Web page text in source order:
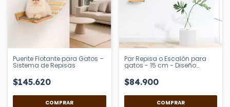
Puente Flotante para Gatos –
Sistema de Repisas
$145.620
COMPRAR
Par Repisa o Escalón para
gatos - 15 cm - Diseño
$84.900